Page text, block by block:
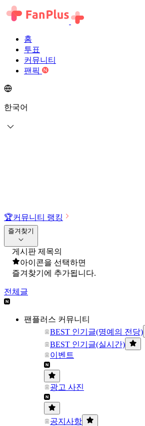
홈
투표
커뮤니티
팬픽
한국어
🏆커뮤니티 랭킹
즐겨찾기
게시판 제목의
아이콘을 선택하면
즐겨찾기에 추가됩니다.
전체글
팬플러스 커뮤니티
BEST 인기글(명예의 전당)
BEST 인기글(실시간)
이벤트
광고 사진
공지사항